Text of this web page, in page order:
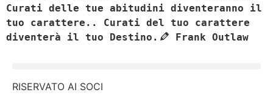
Curati delle tue abitudini diventeranno il
tuo carattere.. Curati del tuo carattere
diventerà il tuo Destino.
Frank Outlaw
RISERVATO AI SOCI